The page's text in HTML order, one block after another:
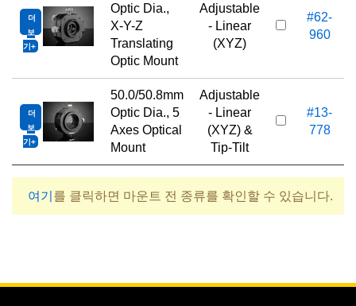
더
보
기
Optic Dia.,
X-Y-Z
Translating
Optic Mount
Adjustable
- Linear
(XYZ)
#62-
960
더
보
기
50.0/50.8mm
Optic Dia., 5
Axes Optical
Mount
Adjustable
- Linear
(XYZ) &
Tip-Tilt
#13-
778
여기 를 클릭하면 마운트 전 종류를 확인할 수 있습니다.